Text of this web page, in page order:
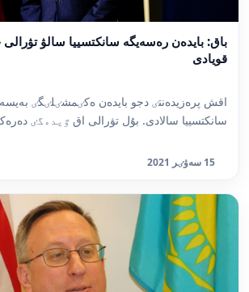
باق: بايدەن رەسەيگە سانكتسييا سالۋ تۋرالى
قويادى
اقش پرەزيدەنتٸ دجو بايدەن ەكٸمشٸلٸگٸ
سانكتسييا سالادى. بۇل تۋرالى اق ٷيدەگٸ
15 سەۋٸر 2021